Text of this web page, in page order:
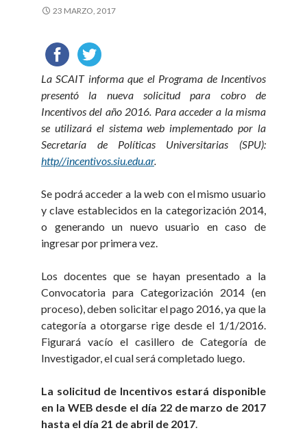
23 MARZO, 2017
La SCAIT informa que el Programa de Incentivos
presentó la nueva solicitud para cobro de
Incentivos del año 2016. Para acceder a la misma
se utilizará el sistema web implementado por la
Secretaría de Políticas Universitarias (SPU):
http//incentivos.siu.edu.ar.
Se podrá acceder a la web con el mismo usuario
y clave establecidos en la categorización 2014,
o generando un nuevo usuario en caso de
ingresar por primera vez.
Los docentes que se hayan presentado a la
Convocatoria para Categorización 2014 (en
proceso), deben solicitar el pago 2016, ya que la
categoría a otorgarse rige desde el 1/1/2016.
Figurará vacío el casillero de Categoría de
Investigador, el cual será completado luego.
La solicitud de Incentivos estará disponible
en la WEB desde el día 22 de marzo de 2017
hasta el día 21 de abril de 2017.